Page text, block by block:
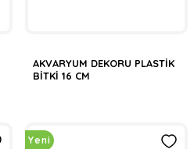
AKVARYUM DEKORU PLASTİK
BİTKİ 16 CM
Yeni